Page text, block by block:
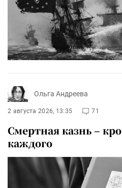
Ольга Андреева
2 августа 2026, 13:35 71
Смертная казнь –
каждого